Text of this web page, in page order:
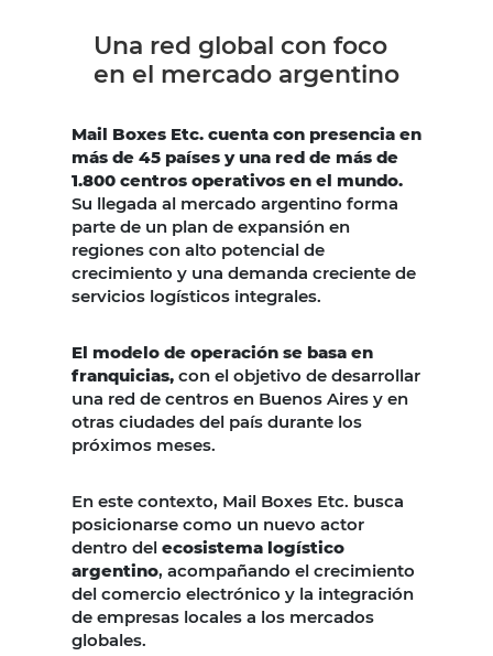
Una red global con foco
en el mercado argentino
Mail Boxes Etc. cuenta con presencia en
más de 45 países y una red de más de
1.800 centros operativos en el mundo.
Su llegada al mercado argentino forma
parte de un plan de expansión en
regiones con alto potencial de
crecimiento y una demanda creciente de
servicios logísticos integrales.
El modelo de operación se basa en
franquicias, con el objetivo de desarrollar
una red de centros en Buenos Aires y en
otras ciudades del país durante los
próximos meses.
En este contexto, Mail Boxes Etc. busca
posicionarse como un nuevo actor
dentro del ecosistema logístico
argentino, acompañando el crecimiento
del comercio electrónico y la integración
de empresas locales a los mercados
globales.